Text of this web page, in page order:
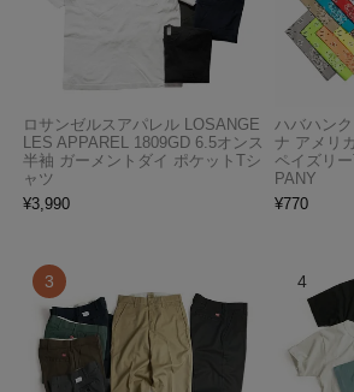
ロサンゼルスアパレル LOSANGE
LES APPAREL 1809GD 6.5オンス
半袖 ガーメントダイ ポケットTシ
ャツ
¥3,990
ハバハン
ナ アメリ
ペイズリ
PANY
¥770